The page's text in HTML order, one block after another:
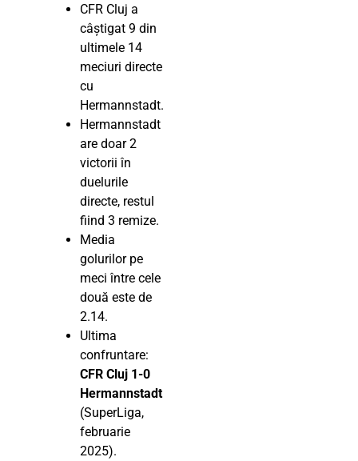
CFR Cluj a
câștigat 9 din
ultimele 14
meciuri directe
cu
Hermannstadt.
Hermannstadt
are doar 2
victorii în
duelurile
directe, restul
fiind 3 remize.
Media
golurilor pe
meci între cele
două este de
2.14.
Ultima
confruntare:
CFR Cluj 1-0
Hermannstadt
(SuperLiga,
februarie
2025).